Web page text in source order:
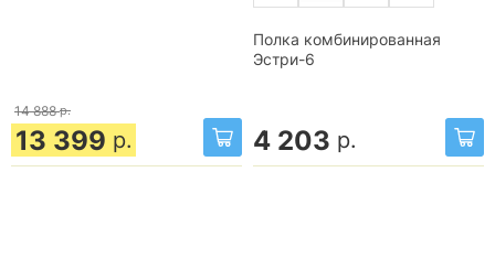
14 888 р.
13 399 р.
Полка комбинированная
Эстри-6
4 203 р.